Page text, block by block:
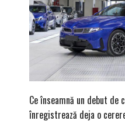
Ce înseamnă un debut
înregistrează deja o